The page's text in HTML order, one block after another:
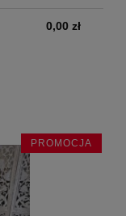
0,00 zł
PROMOCJA